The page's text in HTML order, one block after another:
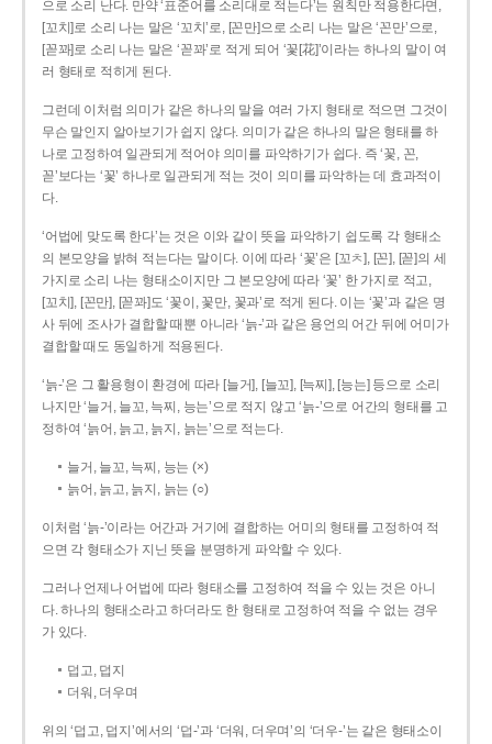
으로 소리 난다. 만약 ‘표준어를 소리대로 적는다’는 원칙만 적용한다면,
[꼬치]로 소리 나는 말은 ‘꼬치’로, [꼰만]으로 소리 나는 말은 ‘꼰만’으로,
[꼳꽈]로 소리 나는 말은 ‘꼳꽈’로 적게 되어 ‘꽃[花]’이라는 하나의 말이 여
러 형태로 적히게 된다.
그런데 이처럼 의미가 같은 하나의 말을 여러 가지 형태로 적으면 그것이
무슨 말인지 알아보기가 쉽지 않다. 의미가 같은 하나의 말은 형태를 하
나로 고정하여 일관되게 적어야 의미를 파악하기가 쉽다. 즉 ‘꽃, 꼰,
꼳’보다는 ‘꽃’ 하나로 일관되게 적는 것이 의미를 파악하는 데 효과적이
다.
‘어법에 맞도록 한다’는 것은 이와 같이 뜻을 파악하기 쉽도록 각 형태소
의 본모양을 밝혀 적는다는 말이다. 이에 따라 ‘꽃’은 [꼬ㅊ], [꼰], [꼳]의 세
가지로 소리 나는 형태소이지만 그 본모양에 따라 ‘꽃’ 한 가지로 적고,
[꼬치], [꼰만], [꼳꽈]도 ‘꽃이, 꽃만, 꽃과’로 적게 된다. 이는 ‘꽃’과 같은 명
사 뒤에 조사가 결합할 때뿐 아니라 ‘늙-’과 같은 용언의 어간 뒤에 어미가
결합할 때도 동일하게 적용된다.
‘늙-’은 그 활용형이 환경에 따라 [늘거], [늘꼬], [늑찌], [능는] 등으로 소리
나지만 ‘늘거, 늘꼬, 늑찌, 능는’으로 적지 않고 ‘늙-’으로 어간의 형태를 고
정하여 ‘늙어, 늙고, 늙지, 늙는’으로 적는다.
늘거, 늘꼬, 늑찌, 능는 (×)
늙어, 늙고, 늙지, 늙는 (○)
이처럼 ‘늙-­’이라는 어간과 거기에 결합하는 어미의 형태를 고정하여 적
으면 각 형태소가 지닌 뜻을 분명하게 파악할 수 있다.
그러나 언제나 어법에 따라 형태소를 고정하여 적을 수 있는 것은 아니
다. 하나의 형태소라고 하더라도 한 형태로 고정하여 적을 수 없는 경우
가 있다.
덥고, 덥지
더워, 더우며
위의 ‘덥고, 덥지’에서의 ‘덥-­’과 ‘더워, 더우며’의 ‘더우-­’는 같은 형태소이